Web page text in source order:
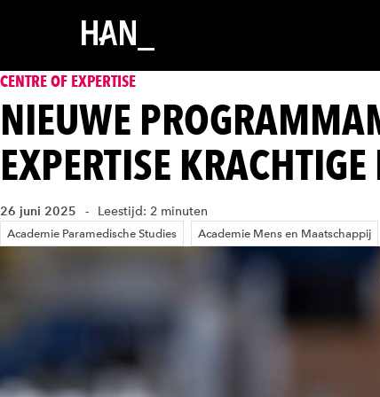
CENTRE OF EXPERTISE
NIEUWE
EXPERTISE
26 juni 2025 Leestijd: 2 minuten
Academie Paramedische Studies Academie Mens en Maatschappij